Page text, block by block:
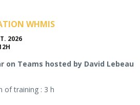
WHMIS
2026
on Teams hosted by David Lebeau
of training : 3 h